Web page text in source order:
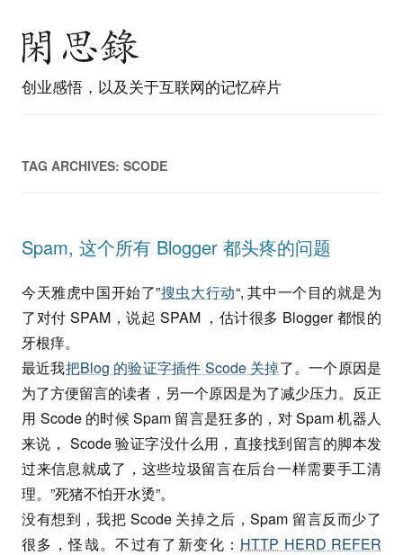
创业感悟，以及关于互联网的记忆碎片
TAG ARCHIVES: SCODE
Spam, 这个所有 Blogger 都头疼的问题
今天雅虎中国开始了”搜虫大行动“, 其中一个目的就是为
了对付 SPAM，说起 SPAM ，估计很多 Blogger 都恨的
牙根痒。
最近我把Blog 的验证字插件 Scode 关掉了。一个原因是
为了方便留言的读者，另一个原因是为了减少压力。反正
用 Scode 的时候 Spam 留言是狂多的，对 Spam 机器人
来说， Scode 验证字没什么用，直接找到留言的脚本发
过来信息就成了，这些垃圾留言在后台一样需要手工清
理。”死猪不怕开水烫”。
没有想到，我把 Scode 关掉之后，Spam 留言反而少了
很多，怪哉。不过有了新变化： HTTP HERD REFER